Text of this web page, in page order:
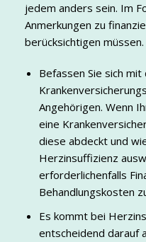
jedem anders sein. Im
Anmerkungen zu
berücksichtigen müssen.
Befassen Sie sich mit
Angehörigen. Wenn
eine
diese abdeckt und
Herzinsuffizienz
erforderlichenfalls
Behandlungskosten
Es kommt bei
entscheidend darauf